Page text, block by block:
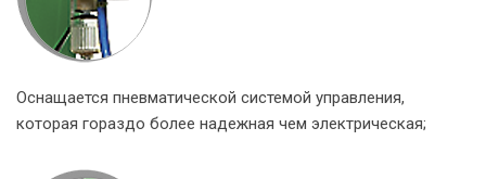
Оснащается пневматической системой управления,
которая гораздо более надежная чем электрическая;